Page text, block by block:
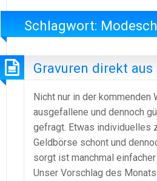
Schlagwort:
Gravuren direkt
Nicht nur in der kommenden
ausgefallene und dennoch
gefragt. Etwas individuelles
Geldbörse schont und
sorgt ist manchmal
Unser Vorschlag des